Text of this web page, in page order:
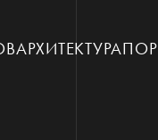
АРХИТЕКТУРА